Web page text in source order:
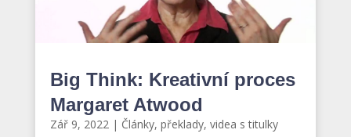
Big Think: Kreativní proces
Margaret Atwood
Zář 9, 2022| Články, překlady, videa s titulky